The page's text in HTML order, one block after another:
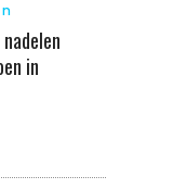
in